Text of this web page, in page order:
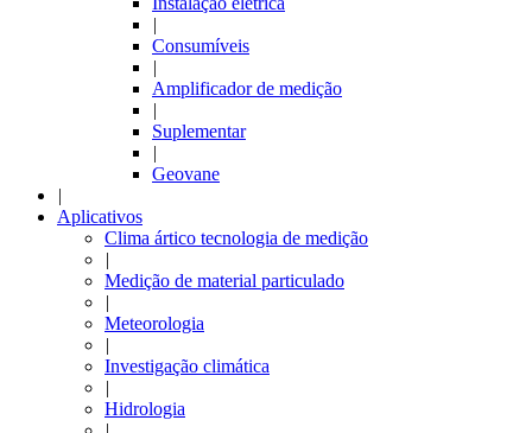
|
Consumíveis
|
Amplificador de medição
|
Suplementar
|
Geovane
|
Aplicativos
Clima ártico tecnologia de medição
|
Medição de material particulado
|
Meteorologia
|
Investigação climática
|
Hidrologia